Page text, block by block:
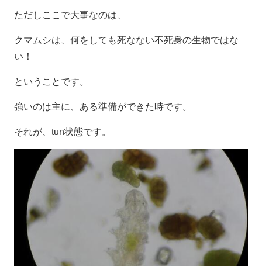
ただしここで大事なのは、
クマムシは、何をしても死なない不死身の生物ではな
い！
ということです。
強いのは主に、ある準備ができた時です。
それが、 tun状態です。